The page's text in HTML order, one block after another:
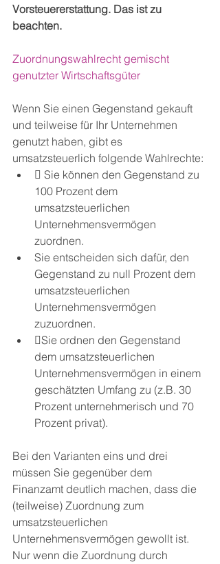
Vorsteuererstattung. Das ist zu
beachten.
Zuordnungswahlrecht gemischt
genutzter Wirtschaftsgüter
Wenn Sie einen Gegenstand gekauft
und teilweise für Ihr Unternehmen
genutzt haben, gibt es
umsatzsteuerlich folgende Wahlrechte:
 Sie können den Gegenstand zu
100 Prozent dem
umsatzsteuerlichen
Unternehmensvermögen
zuordnen.
Sie entscheiden sich dafür, den
Gegenstand zu null Prozent dem
umsatzsteuerlichen
Unternehmensvermögen
zuzuordnen.
Sie ordnen den Gegenstand
dem umsatzsteuerlichen
Unternehmensvermögen in einem
geschätzten Umfang zu (z.B. 30
Prozent unternehmerisch und 70
Prozent privat).
Bei den Varianten eins und drei
müssen Sie gegenüber dem
Finanzamt deutlich machen, dass die
(teilweise) Zuordnung zum
umsatzsteuerlichen
Unternehmensvermögen gewollt ist.
Nur wenn die Zuordnung durch